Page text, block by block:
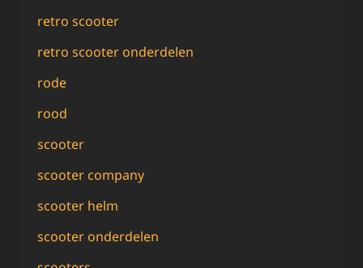
retro scooter
retro scooter onderdelen
rode
rood
scooter
scooter company
scooter helm
scooter onderdelen